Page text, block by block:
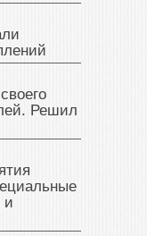
Решил
и